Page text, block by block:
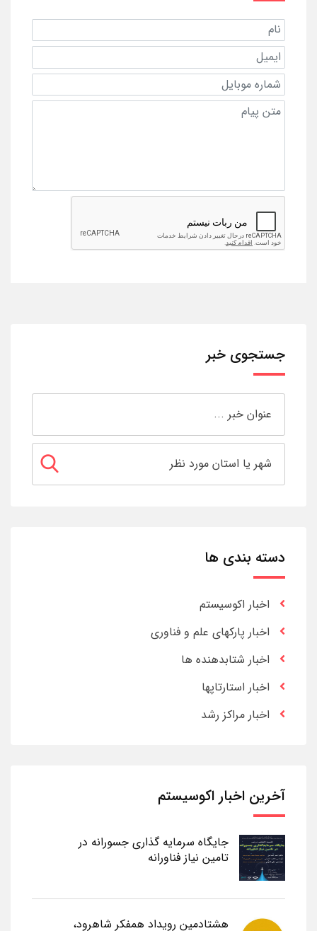
جستجوی خبر
دسته بندی ها
اخبار اکوسیستم
اخبار پارکهای علم و فناوری
اخبار شتابدهنده ها
اخبار استارتاپها
اخبار مراکز رشد
آخرین اخبار اکوسیستم
جایگاه سرمایه گذاری جسورانه در
تامین نیاز فناورانه
هشتادمین رویداد همفکر شاهرود،